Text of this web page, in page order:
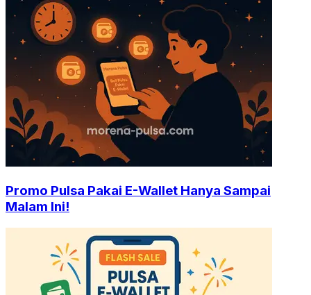
Promo Pulsa Pakai E-Wallet Hanya Sampai
Malam Ini!